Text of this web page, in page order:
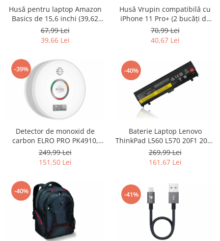
Audio HI-FI & Profesionale
Camere video si sport
Drone si Accesorii
Home Cinema & Audio
Playere, Boxe & Casti
Telescoape & Optica
Televizoare & accesorii
Bacanie
Ambalaje cadouri
Curatenie si intretinere
Husă pentru laptop Amazon
Basics de 15,6 inchi (39,62
cm), violet - RESIGILAT
67,99 Lei
39,66 Lei
Husă Vrupin compatibilă cu
iPhone 11 Pro+ (2 bucăți de
protecție pentru ecran) -
RESIGILAT
70,99 Lei
40,67 Lei
-39%
Detector de monoxid de
carbon ELRO PRO PK4910,
standard european EN50291,
alb - RESIGILAT
249,99 Lei
151,50 Lei
-40%
Baterie Laptop Lenovo
ThinkPad L560 L570 20F1 20F2
20J8 20J9 20JR 20JQ 4500mAh -
RESIGILAT
269,99 Lei
161,67 Lei
-40% -41%